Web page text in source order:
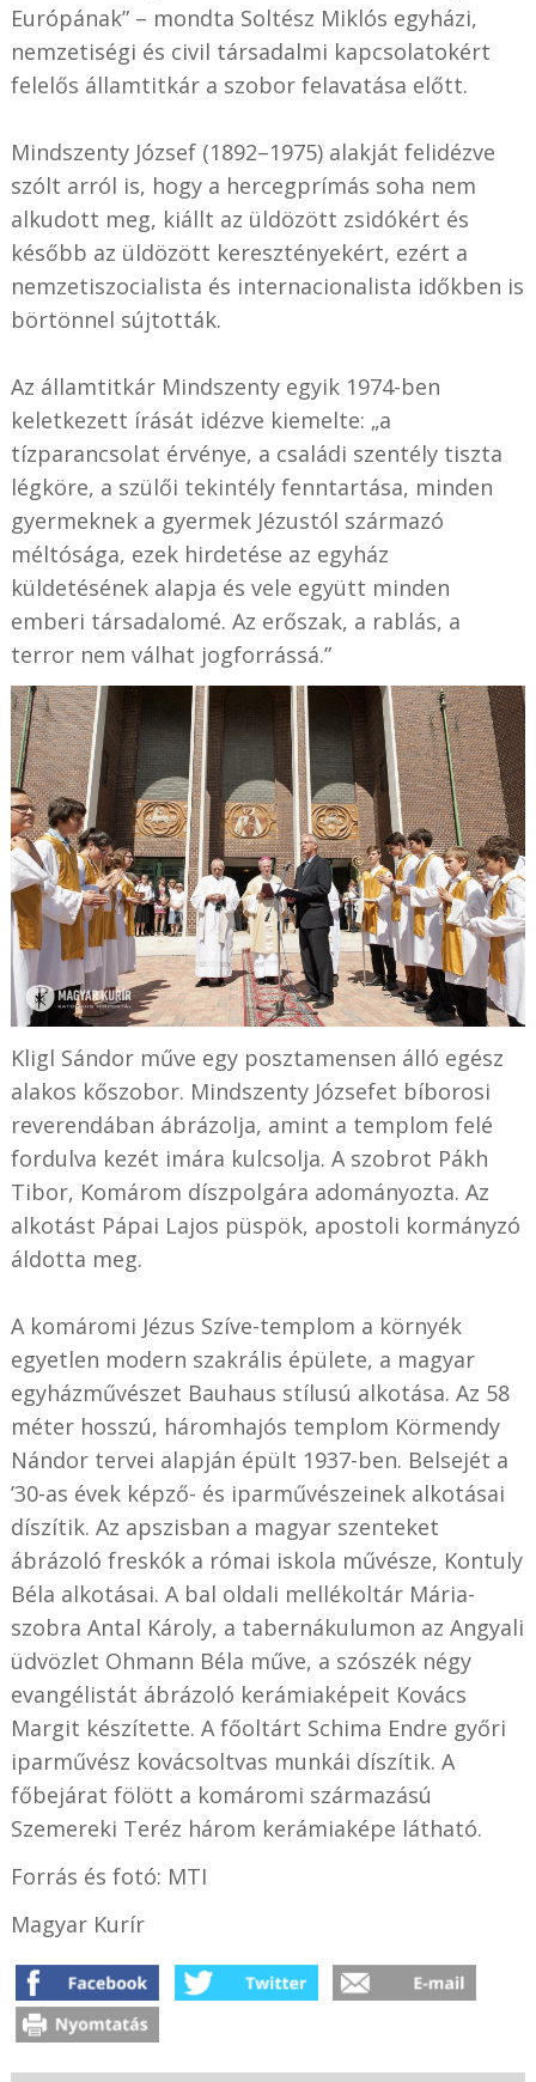
Európának” – mondta Soltész Miklós egyházi,
nemzetiségi és civil társadalmi kapcsolatokért
felelős államtitkár a szobor felavatása előtt.
Mindszenty József (1892–1975) alakját felidézve
szólt arról is, hogy a hercegprímás soha nem
alkudott meg, kiállt az üldözött zsidókért és
később az üldözött keresztényekért, ezért a
nemzetiszocialista és internacionalista időkben is
börtönnel sújtották.
Az államtitkár Mindszenty egyik 1974-ben
keletkezett írását idézve kiemelte: „a
tízparancsolat érvénye, a családi szentély tiszta
légköre, a szülői tekintély fenntartása, minden
gyermeknek a gyermek Jézustól származó
méltósága, ezek hirdetése az egyház
küldetésének alapja és vele együtt minden
emberi társadalomé. Az erőszak, a rablás, a
terror nem válhat jogforrássá.”
Kligl Sándor műve egy posztamensen álló egész
alakos kőszobor. Mindszenty Józsefet bíborosi
reverendában ábrázolja, amint a templom felé
fordulva kezét imára kulcsolja. A szobrot Pákh
Tibor, Komárom díszpolgára adományozta. Az
alkotást Pápai Lajos püspök, apostoli kormányzó
áldotta meg.
A komáromi Jézus Szíve-templom a környék
egyetlen modern szakrális épülete, a magyar
egyházművészet Bauhaus stílusú alkotása. Az 58
méter hosszú, háromhajós templom Körmendy
Nándor tervei alapján épült 1937-ben. Belsejét a
’30-as évek képző- és iparművészeinek alkotásai
díszítik. Az apszisban a magyar szenteket
ábrázoló freskók a római iskola művésze, Kontuly
Béla alkotásai. A bal oldali mellékoltár Mária-
szobra Antal Károly, a tabernákulumon az Angyali
üdvözlet Ohmann Béla műve, a szószék négy
evangélistát ábrázoló kerámiaképeit Kovács
Margit készítette. A főoltárt Schima Endre győri
iparművész kovácsoltvas munkái díszítik. A
főbejárat fölött a komáromi származású
Szemereki Teréz három kerámiaképe látható.
Forrás és fotó: MTI
Magyar Kurír